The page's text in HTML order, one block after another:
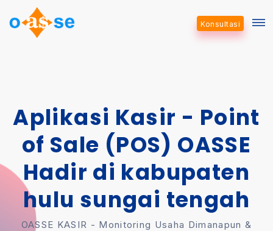
Konsultasi
Aplikasi Kasir - Point
of Sale (POS) OASSE
Hadir di kabupaten
hulu sungai tengah
OASSE KASIR - Monitoring Usaha Dimanapun &